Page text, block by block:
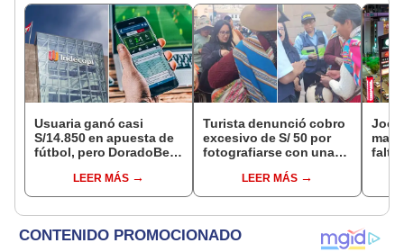
Usuaria ganó casi
S/14.850 en apuesta de
fútbol, pero DoradoBet
Indecopi multó a la
empresa con más de S/
LEER MÁS
Turista denunció cobro
excesivo de S/ 50 por
fotografiarse con una
Serenazgo recuperó el
dinero
LEER MÁS
falta